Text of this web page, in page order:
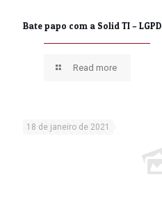
Bate papo com a Solid TI – LGPD
Read more
18 de janeiro de 2021